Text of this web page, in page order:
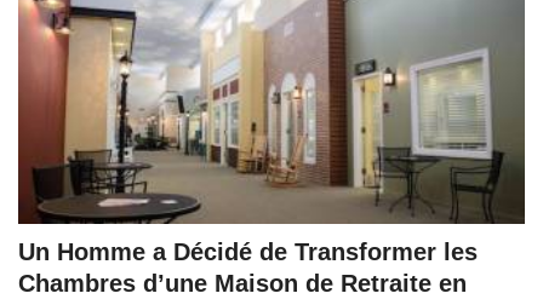
Un Homme a Décidé de Transformer les
Chambres d’une Maison de Retraite en